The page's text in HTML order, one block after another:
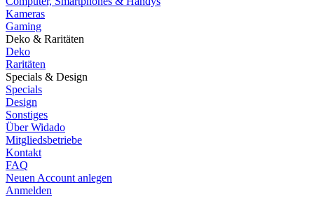
Kameras
Gaming
Deko & Raritäten
Deko
Raritäten
Specials & Design
Specials
Design
Sonstiges
Über Widado
Mitgliedsbetriebe
Kontakt
FAQ
Neuen Account anlegen
Anmelden